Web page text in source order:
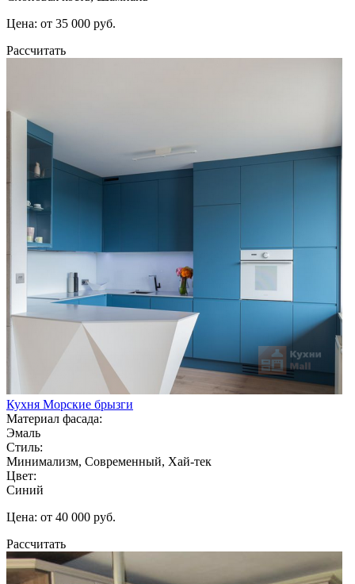
Цена: от 35 000 руб.
Рассчитать
Кухня Морские брызги
Материал фасада:
Эмаль
Стиль:
Минимализм, Современный, Хай-тек
Цвет:
Синий
Цена: от 40 000 руб.
Рассчитать